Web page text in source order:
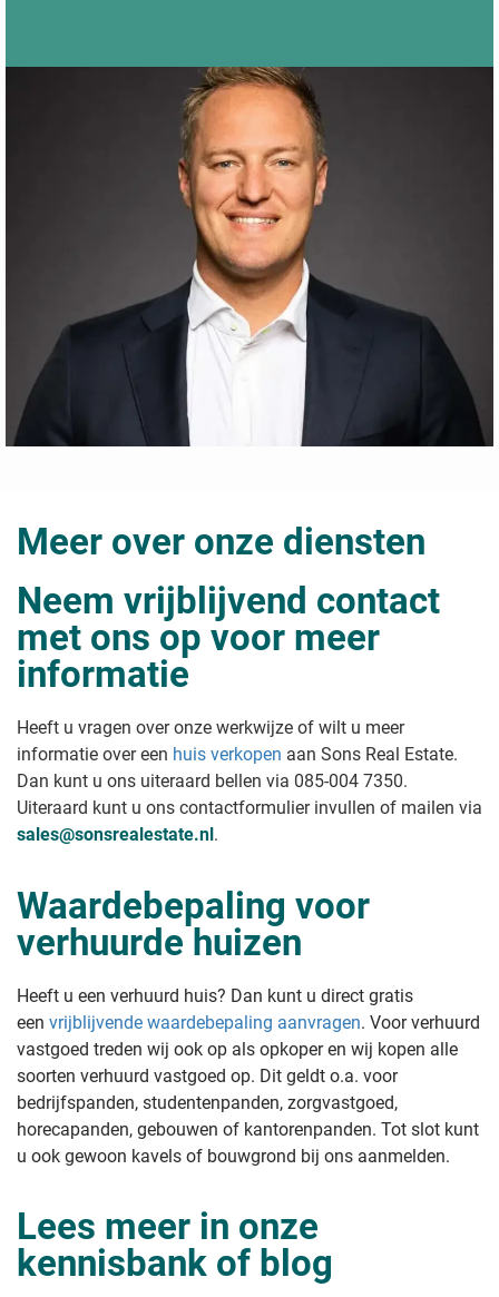
Meer over onze diensten
Neem vrijblijvend contact
met ons op voor meer
informatie
Heeft u vragen over onze werkwijze of wilt u meer
informatie over een huis verkopen aan Sons Real Estate.
Dan kunt u ons uiteraard bellen via 085-004 7350.
Uiteraard kunt u ons contactformulier invullen of mailen via
sales@sonsrealestate.nl .
Waardebepaling voor
verhuurde huizen
Heeft u een verhuurd huis? Dan kunt u direct gratis
een vrijblijvende waardebepaling aanvragen. Voor verhuurd
vastgoed treden wij ook op als opkoper en wij kopen alle
soorten verhuurd vastgoed op. Dit geldt o.a. voor
bedrijfspanden, studentenpanden, zorgvastgoed,
horecapanden, gebouwen of kantorenpanden. Tot slot kunt
u ook gewoon kavels of bouwgrond bij ons aanmelden.
Lees meer in onze
kennisbank of blog